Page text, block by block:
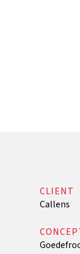
CLIENT
Callens